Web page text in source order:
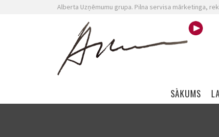
Alberta Uzņēmumu grupa. Pilna servisa mārketinga,
Skip navigation
SĀKUMS